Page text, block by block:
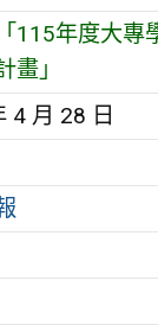
115年度大專
畫」
4 月 28 日